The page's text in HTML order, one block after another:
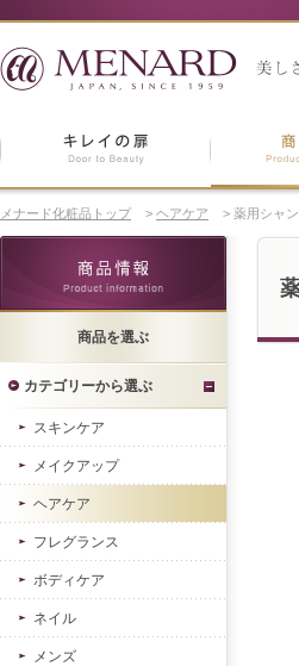
メナード化粧品トップ > ヘアケア > 薬用シャ
商品を選ぶ
カテゴリーから選ぶ
スキンケア
メイクアップ
ヘアケア
フレグランス
ボディケア
ネイル
メンズ